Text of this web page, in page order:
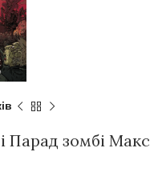
Парад зомбі Макс